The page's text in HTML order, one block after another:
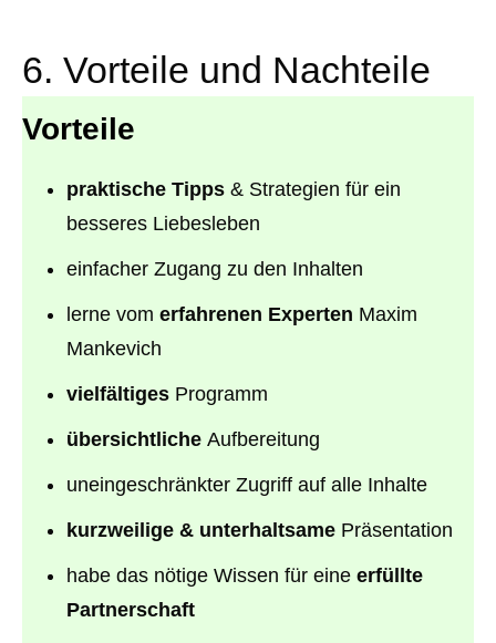
6. Vorteile und Nachteile
Vorteile
praktische Tipps & Strategien für ein
besseres Liebesleben
einfacher Zugang zu den Inhalten
lerne vom erfahrenen Experten Maxim
Mankevich
vielfältiges Programm
übersichtliche Aufbereitung
uneingeschränkter Zugriff auf alle Inhalte
kurzweilige & unterhaltsame Präsentation
habe das nötige Wissen für eine erfüllte
Partnerschaft